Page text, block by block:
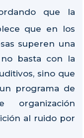
que la
que en los
superen una
basta con la
sino que
programa de
al ruido por